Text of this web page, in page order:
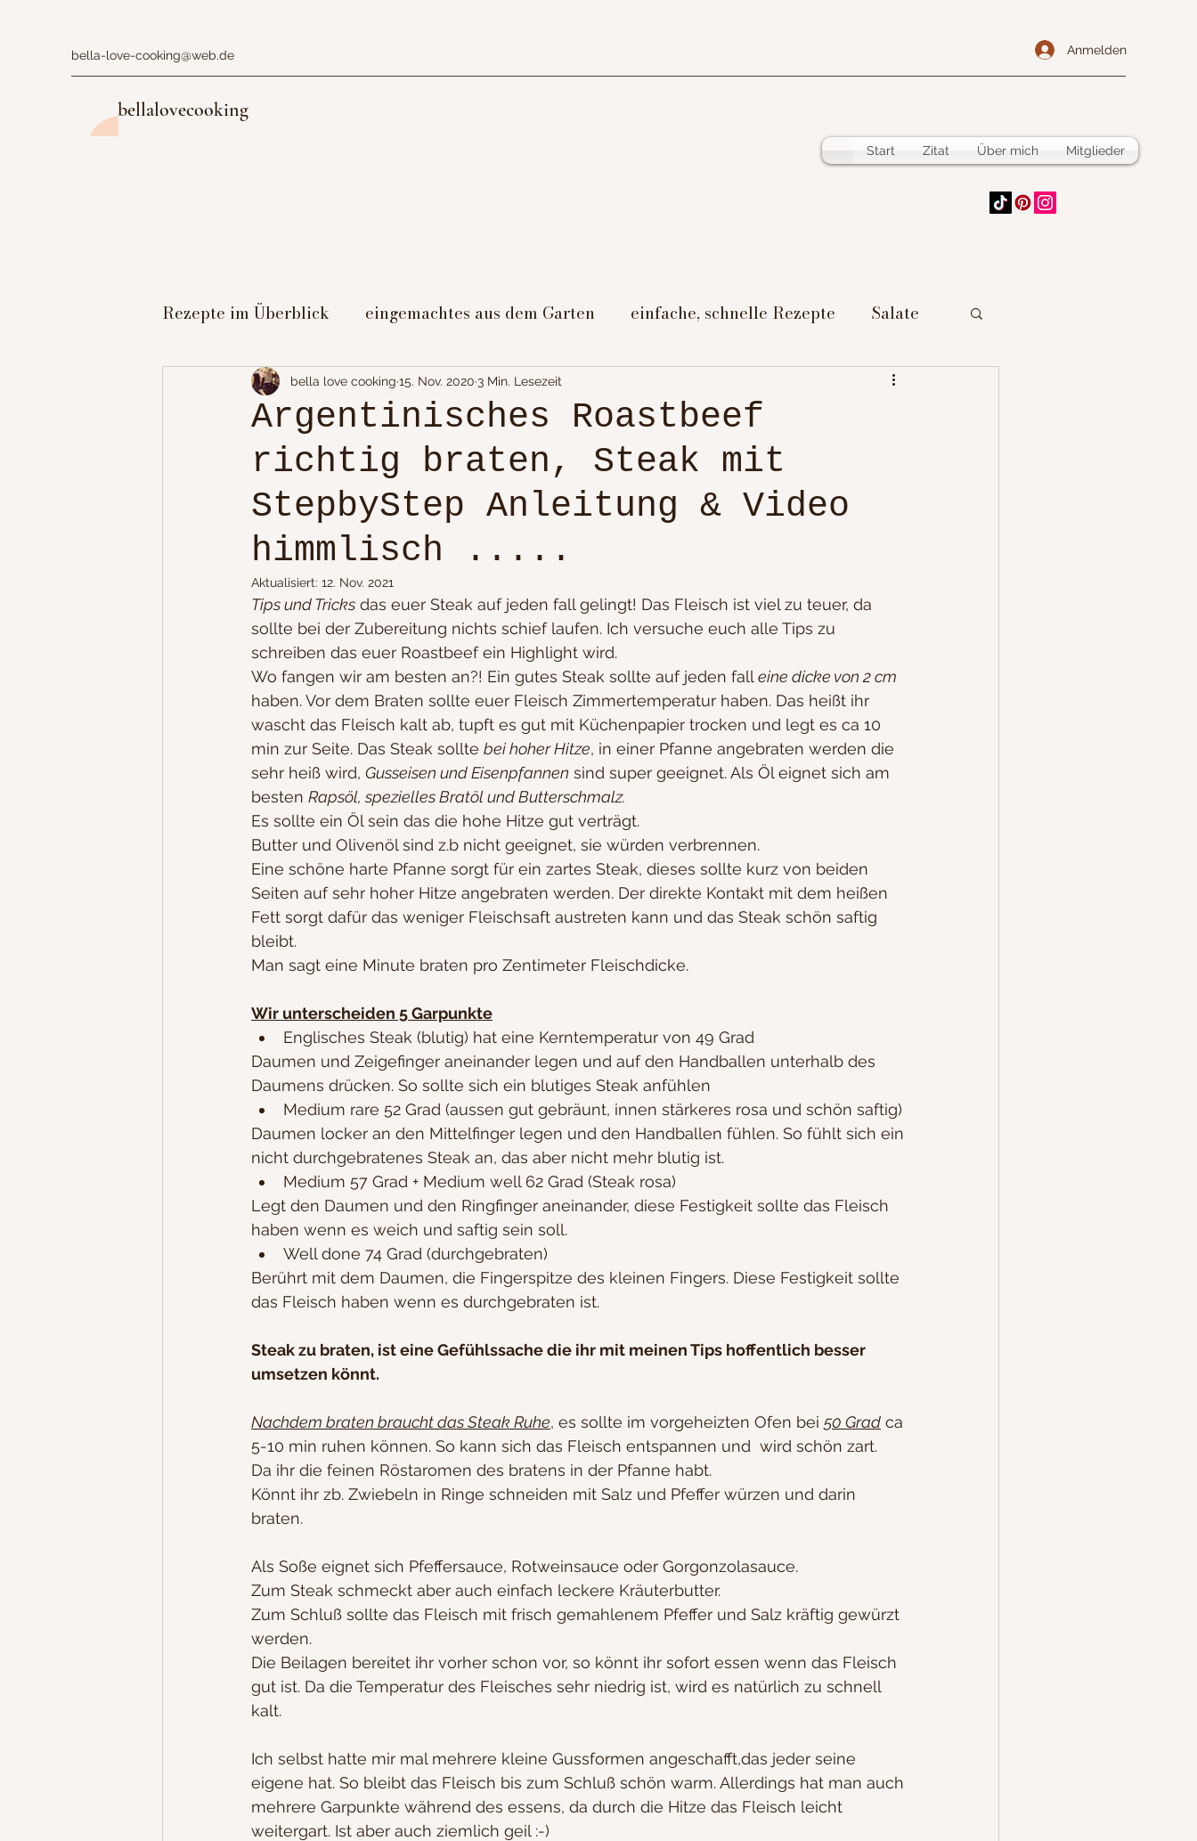
bella-love-cooking@web.de Anmelden
bellalovecooking
Start Zitat Über mich Mitglieder
Rezepte im Überblick eingemachtes aus dem Garten einfache, schnelle Rezepte Salate
Figurbewusst Dessert/Nachtisch Beilagen gut vorzubereiten
Low-Carb, leichtes essen Plätzchenrezepte von Oma Nudeln
Party/ Geburtstagsessen Buffetvorschläge Suppen/ deftig & Low Carb
Chinesisch/Türkisch/Griechisch... Brot backen / Do it yourself
Grillen, Camping, Schwenken Fisch Blätter-Pizza-Flammkuchenteig One Pot Gerichte
5-15 min Rezepte / herzhaft Krimi Dinner 5-15 Min. Rezepte/ süß
Argentinisches Roastbeef
richtig braten, Steak mit
StepbyStep Anleitung & Video
himmlisch .....
bella love cooking 15. Nov. 2020 3 Min. Lesezeit
Aktualisiert: 12. Nov. 2021
Tips und Tricks das euer Steak auf jeden fall gelingt! Das Fleisch ist viel zu teuer, da
sollte bei der Zubereitung nichts schief laufen. Ich versuche euch alle Tips zu
schreiben das euer Roastbeef ein Highlight wird.
Wo fangen wir am besten an?! Ein gutes Steak sollte auf jeden fall eine dicke von 2 cm
haben. Vor dem Braten sollte euer Fleisch Zimmertemperatur haben. Das heißt ihr
wascht das Fleisch kalt ab, tupft es gut mit Küchenpapier trocken und legt es ca 10
min zur Seite. Das Steak sollte bei hoher Hitze, in einer Pfanne angebraten werden die
sehr heiß wird, Gusseisen und Eisenpfannen sind super geeignet. Als Öl eignet sich am
besten Rapsöl, spezielles Bratöl und Butterschmalz.
Es sollte ein Öl sein das die hohe Hitze gut verträgt.
Butter und Olivenöl sind z.b nicht geeignet, sie würden verbrennen.
Eine schöne harte Pfanne sorgt für ein zartes Steak, dieses sollte kurz von beiden
Seiten auf sehr hoher Hitze angebraten werden. Der direkte Kontakt mit dem heißen
Fett sorgt dafür das weniger Fleischsaft austreten kann und das Steak schön saftig
bleibt.
Man sagt eine Minute braten pro Zentimeter Fleischdicke.
Wir unterscheiden 5 Garpunkte
Englisches Steak (blutig) hat eine Kerntemperatur von 49 Grad
Daumen und Zeigefinger aneinander legen und auf den Handballen unterhalb des
Daumens drücken. So sollte sich ein blutiges Steak anfühlen
Medium rare 52 Grad (aussen gut gebräunt, innen stärkeres rosa und schön saftig)
Daumen locker an den Mittelfinger legen und den Handballen fühlen. So fühlt sich ein
nicht durchgebratenes Steak an, das aber nicht mehr blutig ist.
Medium 57 Grad + Medium well 62 Grad (Steak rosa)
Legt den Daumen und den Ringfinger aneinander, diese Festigkeit sollte das Fleisch
haben wenn es weich und saftig sein soll.
Well done 74 Grad (durchgebraten)
Berührt mit dem Daumen, die Fingerspitze des kleinen Fingers. Diese Festigkeit sollte
das Fleisch haben wenn es durchgebraten ist.
Steak zu braten, ist eine Gefühlssache die ihr mit meinen Tips hoffentlich besser
umsetzen könnt.
Nachdem braten braucht das Steak Ruhe, es sollte im vorgeheizten Ofen bei 50 Grad ca
5-10 min ruhen können. So kann sich das Fleisch entspannen und  wird schön zart.
Da ihr die feinen Röstaromen des bratens in der Pfanne habt.
Könnt ihr zb. Zwiebeln in Ringe schneiden mit Salz und Pfeffer würzen und darin
braten.
Als Soße eignet sich Pfeffersauce, Rotweinsauce oder Gorgonzolasauce.
Zum Steak schmeckt aber auch einfach leckere Kräuterbutter.
Zum Schluß sollte das Fleisch mit frisch gemahlenem Pfeffer und Salz kräftig gewürzt
werden.
Die Beilagen bereitet ihr vorher schon vor, so könnt ihr sofort essen wenn das Fleisch
gut ist. Da die Temperatur des Fleisches sehr niedrig ist, wird es natürlich zu schnell
kalt.
Ich selbst hatte mir mal mehrere kleine Gussformen angeschafft,das jeder seine
eigene hat. So bleibt das Fleisch bis zum Schluß schön warm. Allerdings hat man auch
mehrere Garpunkte während des essens, da durch die Hitze das Fleisch leicht
weitergart. Ist aber auch ziemlich geil :-)